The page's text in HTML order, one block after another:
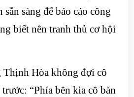
sàng để báo cáo công
biết nên tranh thủ cơ hội
Thịnh Hòa không đợi cô
“Phía bên kia cô bàn